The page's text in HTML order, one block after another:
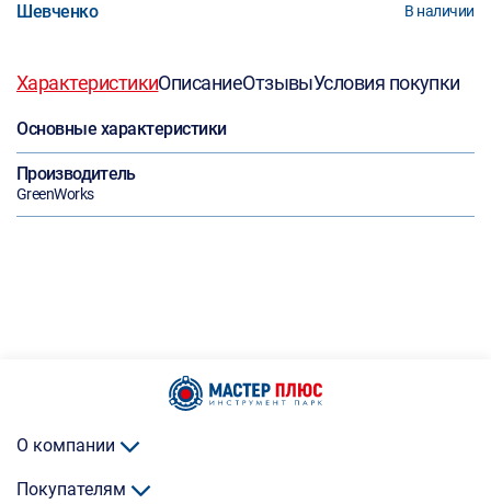
Шевченко В наличии
ХарактеристикиОписаниеОтзывыУсловия покупки
Основные характеристики
Производитель
GreenWorks
О компании
Покупателям